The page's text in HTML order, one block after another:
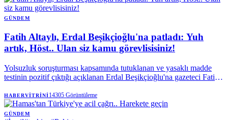
GÜNDEM
Fatih Altaylı, Erdal Beşikçioğlu'na patladı: Yuh
artık, Höst.. Ulan siz kamu görevlisisiniz!
Yolsuzluk soruşturması kapsamında tutuklanan ve yasaklı madde
testinin pozitif çıktığı açıklanan Erdal Beşikçioğlu'na gazeteci Fatih
sorumluluğa dikkat çekerek, "Ulan, siz kamu görevlisisiniz. Bu
kadar olur mu?" ifadelerini kullandı.
HABERVITRINI14305 Görüntüleme
GÜNDEM